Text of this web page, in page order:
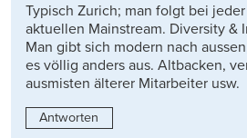
Typisch Zurich; man folgt bei
aktuellen Mainstream. Diversity &
Man gibt sich modern nach
es völlig anders aus. Altbacken,
ausmisten älterer Mitarbeiter usw.
Antworten